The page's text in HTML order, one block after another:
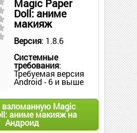
Magic Paper
Doll: аниме
макияж
Версия: 1.8.6
Системные
требования:
Требуемая версия
Android - 6 и выше
взломанную Magic
аниме макияж на
Андроид